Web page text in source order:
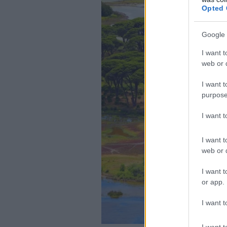
Opted
Google
I want
web or
I want
I want
I want
web or
I want
or app.
I want